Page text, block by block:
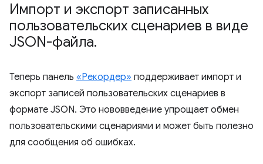
Импорт и экспорт записанных
пользовательских сценариев в виде
JSON-файла.
Теперь панель «Рекордер» поддерживает импорт и
экспорт записей пользовательских сценариев в
формате JSON. Это нововведение упрощает обмен
пользовательскими сценариями и может быть полезно
для сообщения об ошибках.